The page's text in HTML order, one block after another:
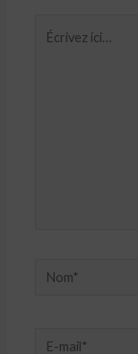
Écrivez
Nom*
E-